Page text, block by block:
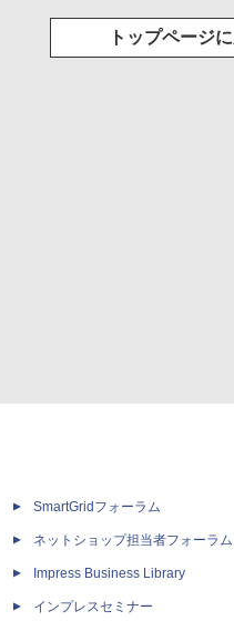
トップページ
SmartGridフォーラム
ネットショップ担当者フォーラム
Impress Business Library
インプレスセミナー